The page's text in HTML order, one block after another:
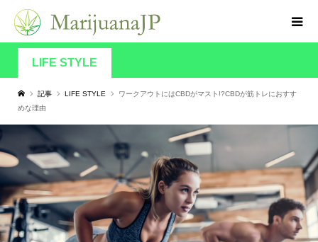
LIFE STYLE
記事 LIFE STYLE
ワークアウトにはCBDがマスト!?CBDが筋トレにおすす
めな理由